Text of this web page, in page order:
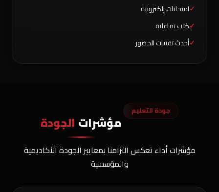
امتحانات إلكترونية
كتب تفاعلية
أحدث تقنيات الحضور
جودة التعليم
مؤشرات الجودة
مؤشرات أداء تعكس التزامنا بمعايير الجودة الأكاديمية
والمؤسسية